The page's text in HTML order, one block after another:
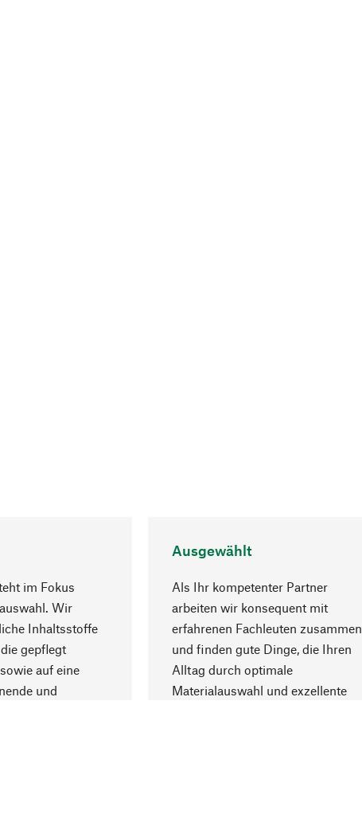
im Fokus
Wir
Inhaltsstoffe
gepflegt
auf eine
und
Ausgewählt
Als Ihr kompetenter Partner
arbeiten wir konsequent mit
erfahrenen Fachleuten zusammen
und finden gute Dinge, die Ihren
Alltag durch optimale
Materialauswahl und exzellente